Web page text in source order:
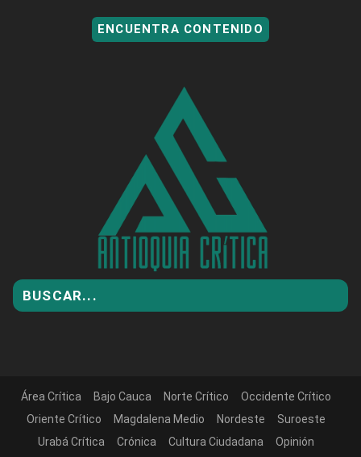
ENCUENTRA CONTENIDO
Área Crítica Bajo Cauca Norte Crítico
Occidente Crítico
Oriente Crítico
Magdalena Medio Nordeste
Suroeste
Urabá Crítica
Crónica Cultura Ciudadana Opinión